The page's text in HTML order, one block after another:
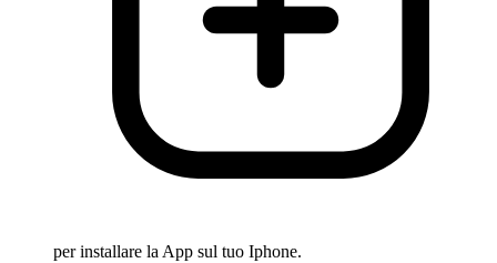
per installare la App sul tuo Iphone.